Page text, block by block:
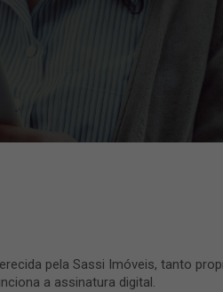
pela Sassi Imóveis, tanto
a assinatura digital.